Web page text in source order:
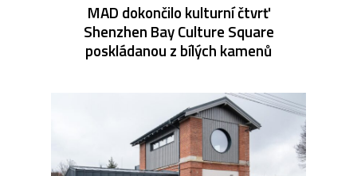
MAD dokončilo kulturní čtvrť
Shenzhen Bay Culture Square
poskládanou z bílých kamenů